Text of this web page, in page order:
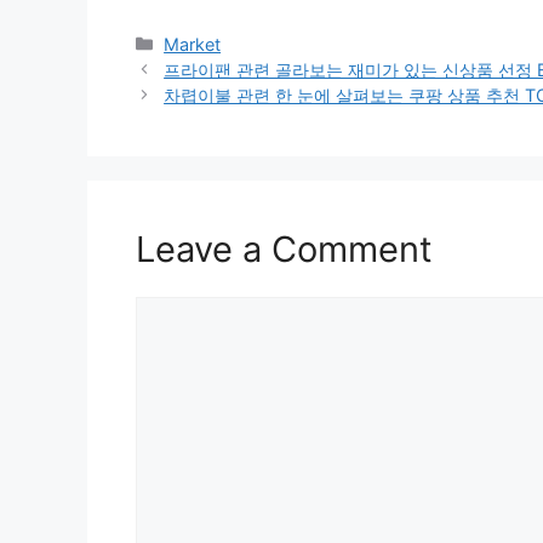
Categories
Market
프라이팬 관련 골라보는 재미가 있는 신상품 선정
차렵이불 관련 한 눈에 살펴보는 쿠팡 상품 추천
Leave a Comment